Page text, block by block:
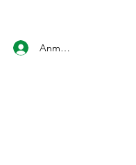
Anmelden